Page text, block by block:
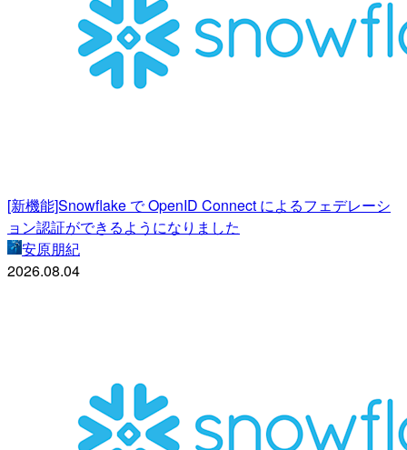
[新機能]Snowflake で OpenID Connect によるフェデレーシ
ョン認証ができるようになりました
安原朋紀
2026.08.04